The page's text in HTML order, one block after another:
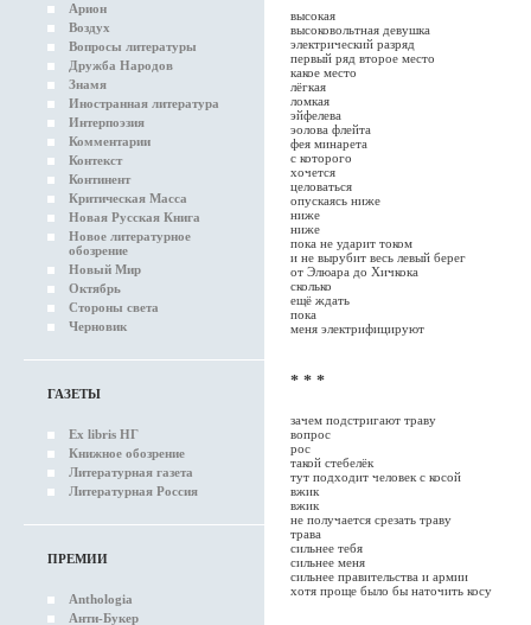
Арион
Воздух
Вопросы литературы
Дружба Народов
Знамя
Иностранная литература
Интерпоэзия
Комментарии
Контекст
Континент
Критическая Масса
Новая Русская Книга
Новое литературное
обозрение
Новый Мир
Октябрь
Стороны света
Черновик
ГАЗЕТЫ
Ex libris НГ
Книжное обозрение
Литературная газета
Литературная Россия
ПРЕМИИ
Anthologia
Анти-Букер
высокая
высоковольтная девушка
электрический разряд
первый ряд второе место
какое место
лёгкая
ломкая
эйфелева
эолова флейта
фея минарета
с которого
хочется
целоваться
опускаясь ниже
ниже
ниже
пока не ударит током
и не вырубит весь левый берег
от Элюара до Хичкока
сколько
ещё ждать
пока
меня электрифицируют
* * *
зачем подстригают траву
вопрос
рос
такой стебелёк
тут подходит человек с косой
вжик
вжик
не получается срезать траву
трава
сильнее тебя
сильнее меня
сильнее правительства и армии
хотя проще было бы наточить косу